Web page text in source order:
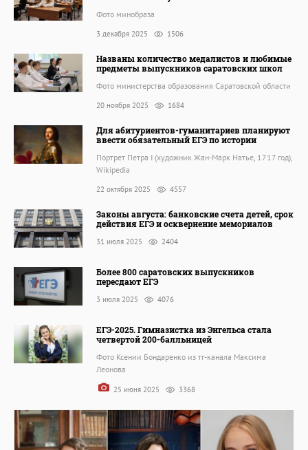
Фото минобраза
3 декабря 2025 1506
Названы количество медалистов и любимые
предметы выпускников саратовских школ
Фото министерства образования Саратовской области
20 ноября 2025 1684
Для абитуриентов-гуманитариев планируют
ввести обязательный ЕГЭ по истории
Портрет Петра I (художник Жан-Марк Натье, 1717 год),
Wikipedia
22 октября 2025 4557
Законы августа: банковские счета детей, срок
действия ЕГЭ и осквернение мемориалов
31 июля 2025 2404
Более 800 саратовских выпускников
пересдают ЕГЭ
3 июля 2025 4076
ЕГЭ-2025. Гимназистка из Энгельса стала
четвертой 200-балльницей
Фото Ксении Бондаренко из тг-канала Максима
Леонова
25 июня 2025 3368